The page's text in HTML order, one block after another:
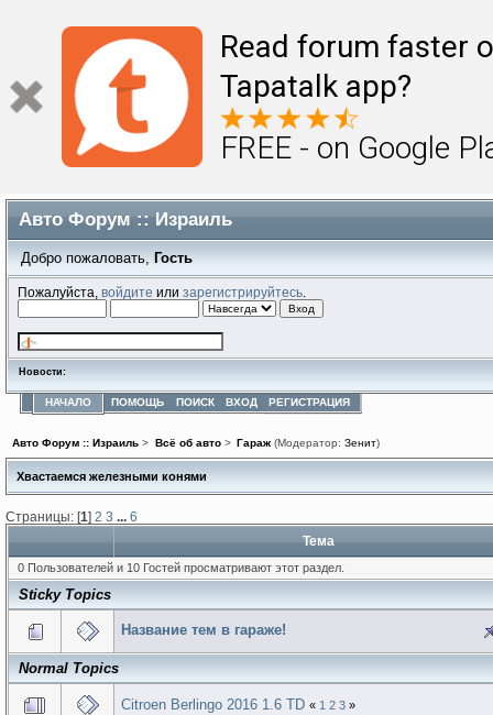
Read forum faster
Tapatalk app?
FREE - on Google
Авто Форум :: Израиль
Добро пожаловать, Гость
Пожалуйста,войдите илизарегистрируйтесь
Новости:
НАЧАЛО ПОМОЩЬ ПОИСК ВХОД РЕГИСТРАЦИЯ
Авто Форум :: Израиль > Всё об авто> Гараж(Модератор: Зенит)
Хвастаемся железными конями
Страницы: [1] 2 3 ... 6
Тема
0 Пользователей и 10 Гостей просматривают этот раздел.
Sticky Topics
Название тем в гараже!
Normal Topics
Citroen Berlingo 2016 1.6 TD « 1 2 3 »